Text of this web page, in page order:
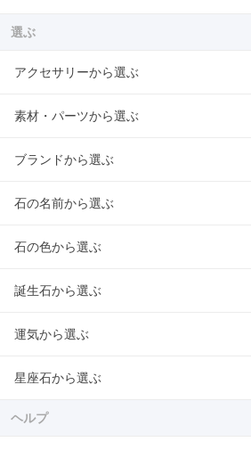
選ぶ
アクセサリーから選ぶ
素材・パーツから選ぶ
ブランドから選ぶ
石の名前から選ぶ
石の色から選ぶ
誕生石から選ぶ
運気から選ぶ
星座石から選ぶ
ヘルプ